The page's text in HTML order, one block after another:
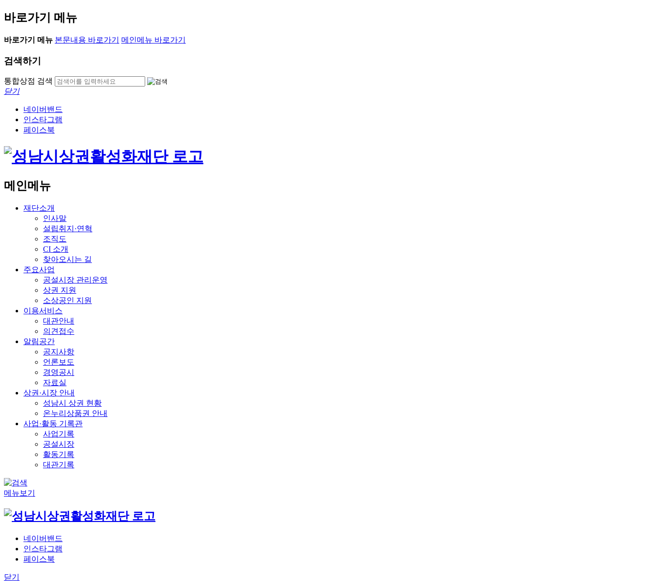
바로가기 메뉴
바로가기 메뉴 본문내용 바로가기 메인메뉴 바로가기
검색하기
통합상점 검색
닫기
네이버밴드
인스타그램
페이스북
메인메뉴
재단소개
인사말
설립취지·연혁
조직도
CI 소개
찾아오시는 길
주요사업
공설시장 관리운영
상권 지원
소상공인 지원
이용서비스
대관안내
의견접수
알림공간
공지사항
언론보도
경영공시
자료실
상권·시장 안내
성남시 상권 현황
온누리상품권 안내
사업·활동 기록관
사업기록
공설시장
활동기록
대관기록
메뉴보기
네이버밴드
인스타그램
페이스북
닫기